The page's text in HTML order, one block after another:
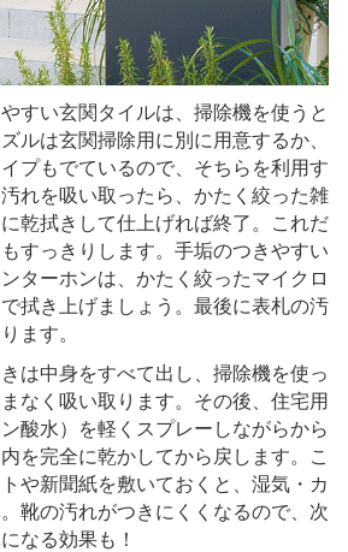
すい玄関タイルは、掃除機を使うと
ルは玄関掃除用に別に用意するか、
プもでているので、そちらを利用す
れを吸い取ったら、かたく絞った雑
乾拭きして仕上げれば終了。これだ
すっきりします。手垢のつきやすい
ターホンは、かたく絞ったマイクロ
拭き上げましょう。最後に表札の汚
ます。
は中身をすべて出し、掃除機を使っ
なく吸い取ります。その後、住宅用
酸水）を軽くスプレーしながらから
を完全に乾かしてから戻します。こ
や新聞紙を敷いておくと、湿気・カ
靴の汚れがつきにくくなるので、次
なる効果も！